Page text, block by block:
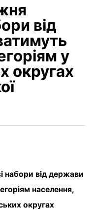
від
у
округах
набори від держави
населення,
округах